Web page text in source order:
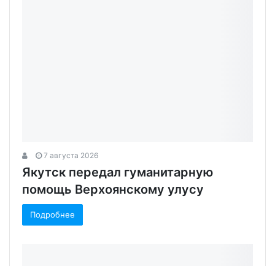
7 августа 2026
Якутск передал гуманитарную
помощь Верхоянскому улусу
Подробнее